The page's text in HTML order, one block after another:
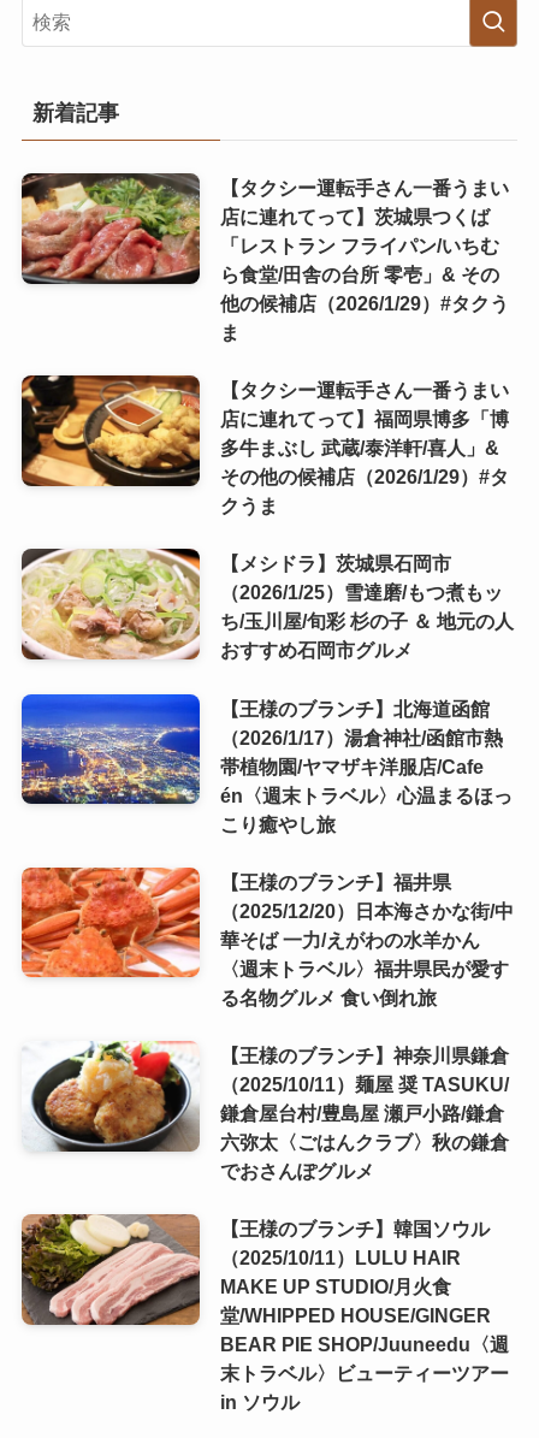
新着記事
【タクシー運転手さん一番うまい
店に連れてって】茨城県つくば
「レストラン フライパン/いちむ
ら食堂/田舎の台所 零壱」& その
他の候補店（2026/1/29）#タクう
ま
【タクシー運転手さん一番うまい
店に連れてって】福岡県博多「博
多牛まぶし 武蔵/泰洋軒/喜人」&
その他の候補店（2026/1/29）#タ
クうま
【メシドラ】茨城県石岡市
（2026/1/25）雪達磨/もつ煮もッ
ち/玉川屋/旬彩 杉の子 ＆ 地元の人
おすすめ石岡市グルメ
【王様のブランチ】北海道函館
（2026/1/17）湯倉神社/函館市熱
帯植物園/ヤマザキ洋服店/Cafe
én〈週末トラベル〉心温まるほっ
こり癒やし旅
【王様のブランチ】福井県
（2025/12/20）日本海さかな街/中
華そば 一力/えがわの水羊かん
〈週末トラベル〉福井県民が愛す
る名物グルメ 食い倒れ旅
【王様のブランチ】神奈川県鎌倉
（2025/10/11）麺屋 奨 TASUKU/
鎌倉屋台村/豊島屋 瀬戸小路/鎌倉
六弥太〈ごはんクラブ〉秋の鎌倉
でおさんぽグルメ
【王様のブランチ】韓国ソウル
（2025/10/11）LULU HAIR
MAKE UP STUDIO/月火食
堂/WHIPPED HOUSE/GINGER
BEAR PIE SHOP/Juuneedu〈週
末トラベル〉ビューティーツアー
in ソウル